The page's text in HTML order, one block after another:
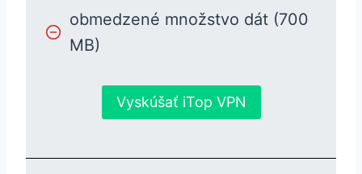
obmedzené množstvo dát (700
MB)
Vyskúšať iTop VPN